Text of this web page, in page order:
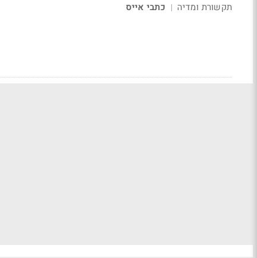
תקשורת ומדיה | כתבי אייס